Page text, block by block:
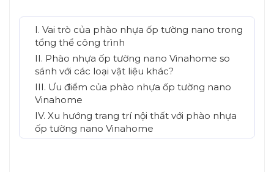
I. Vai trò của phào nhựa ốp tường nano trong
tổng thể công trình
II. Phào nhựa ốp tường nano Vinahome so
sánh với các loại vật liệu khác?
III. Ưu điểm của phào nhựa ốp tường nano
Vinahome
IV. Xu hướng trang trí nội thất với phào nhựa
ốp tường nano Vinahome